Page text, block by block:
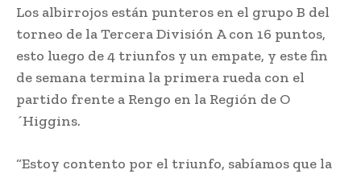
Los albirrojos están punteros en el grupo B del
torneo de la Tercera División A con 16 puntos,
esto luego de 4 triunfos y un empate, y este fin
de semana termina la primera rueda con el
partido frente a Rengo en la Región de O
´Higgins.
“Estoy contento por el triunfo, sabíamos que la